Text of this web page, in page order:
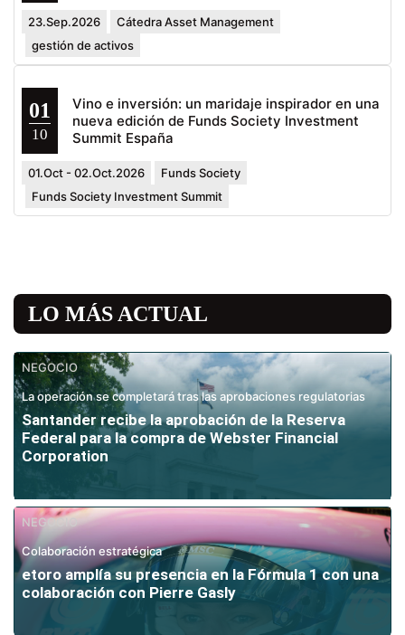
23.Sep.2026
Cátedra Asset Management
gestión de activos
01
10
Vino e inversión: un maridaje inspirador en una
nueva edición de Funds Society Investment
Summit España
01.Oct - 02.Oct.2026
Funds Society
Funds Society Investment Summit
LO MÁS ACTUAL
NEGOCIO
La operación se completará tras las aprobaciones regulatorias
Santander recibe la aprobación de la Reserva
Federal para la compra de Webster Financial
Corporation
NEGOCIO
Colaboración estratégica
etoro amplía su presencia en la Fórmula 1 con una
colaboración con Pierre Gasly